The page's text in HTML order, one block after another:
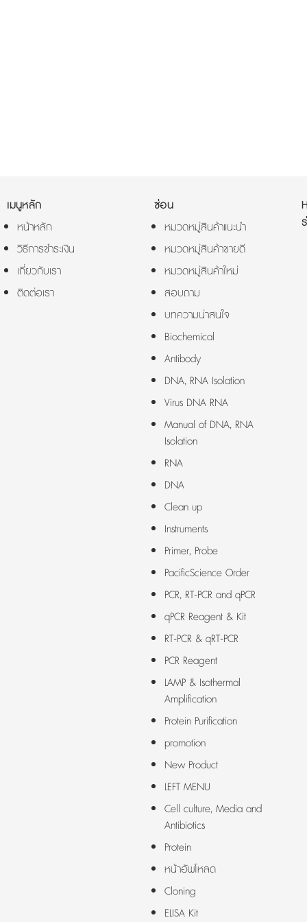
เมนูหลัก
หน้าหลัก
วิธีการชำระเงิน
เกี่ยวกับเรา
ติดต่อเรา
ซ่อน
หมวดหมู่สินค้าแนะนำ
หมวดหมู่สินค้าขายดี
หมวดหมู่สินค้าใหม่
สอบถาม
บทความน่าสนใจ
Biochemical
Antibody
DNA, RNA Isolation
Virus DNA RNA
Manual of DNA, RNA
Isolation
RNA
DNA
Clean up
Instruments
Primer, Probe
PacificScience Order
PCR, RT-PCR and qPCR
qPCR Reagent & Kit
RT-PCR & qRT-PCR
PCR Reagent
LAMP & Isothermal
Amplification
Protein Purification
promotion
New Product
LEFT MENU
Cell culture, Media and
Antibiotics
Protein
หน้าอัพโหลด
Cloning
ELISA Kit